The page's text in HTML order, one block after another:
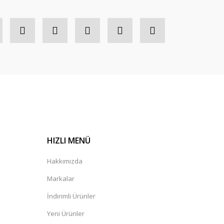
HIZLI MENÜ
Hakkımızda
Markalar
İndirimli Ürünler
Yeni Ürünler